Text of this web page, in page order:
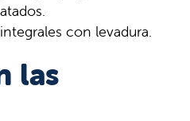
con levadura.
las